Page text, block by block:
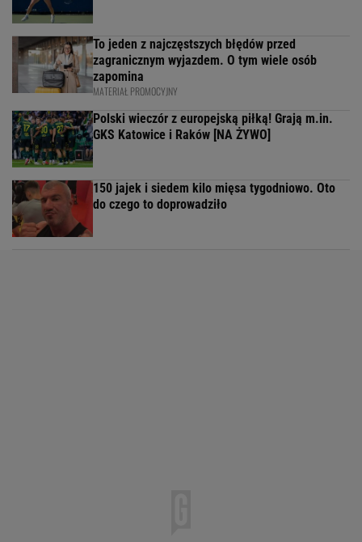
To jeden z najczęstszych błędów przed
zagranicznym wyjazdem. O tym wiele osób
zapomina
MATERIAŁ PROMOCYJNY
Polski wieczór z europejską piłką! Grają m.in.
GKS Katowice i Raków [NA ŻYWO]
150 jajek i siedem kilo mięsa tygodniowo. Oto
do czego to doprowadziło